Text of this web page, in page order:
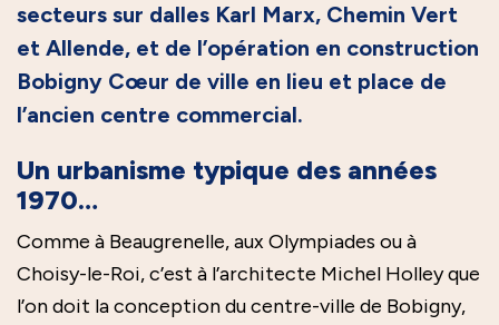
secteurs sur dalles Karl Marx, Chemin Vert
et Allende, et de l’opération en construction
Bobigny Cœur de ville en lieu et place de
l’ancien centre commercial.
Un urbanisme typique des années
1970…
Comme à Beaugrenelle, aux Olympiades ou à
Choisy-le-Roi, c’est à l’architecte Michel Holley que
l’on doit la conception du centre-ville de Bobigny,